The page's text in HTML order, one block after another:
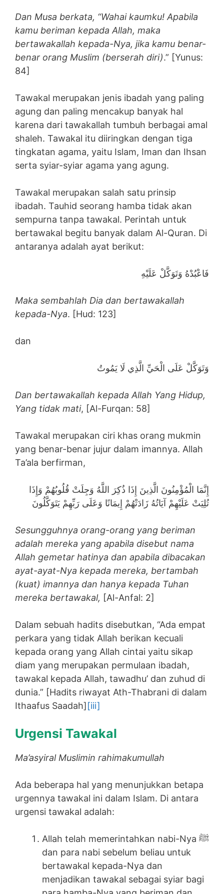
Dan Musa berkata, “Wahai kaumku! Apabila
kamu beriman kepada Allah, maka
bertawakallah kepada-Nya, jika kamu benar-
benar orang Muslim (berserah diri).” [Yunus:
84]
Tawakal merupakan jenis ibadah yang paling
agung dan paling mencakup banyak hal
karena dari tawakallah tumbuh berbagai amal
shaleh. Tawakal itu diiringkan dengan tiga
tingkatan agama, yaitu Islam, Iman dan Ihsan
serta syiar-syiar agama yang agung.
Tawakal merupakan salah satu prinsip
ibadah. Tauhid seorang hamba tidak akan
sempurna tanpa tawakal. Perintah untuk
bertawakal begitu banyak dalam Al-Quran. Di
antaranya adalah ayat berikut:
فَاعْبُدْهُ وَتَوَكَّلْ عَلَيْهِ
Maka sembahlah Dia dan bertawakallah
kepada-Nya. [Hud: 123]
dan
وَتَوَكَّلْ عَلَى الْحَيِّ الَّذِي لَا يَمُوتُ
Dan bertawakallah kepada Allah Yang Hidup,
Yang tidak mati, [Al-Furqan: 58]
Tawakal merupakan ciri khas orang mukmin
yang benar-benar jujur dalam imannya. Allah
Ta’ala berfirman,
إِنَّمَا الْمُؤْمِنُونَ الَّذِينَ إِذَا ذُكِرَ اللَّهُ وَجِلَتْ قُلُوبُهُمْ وَإِذَا
تُلِيَتْ عَلَيْهِمْ آيَاتُهُ زَادَتْهُمْ إِيمَانًا وَعَلَى رَبِّهِمْ يَتَوَكَّلُونَ
Sesungguhnya orang-orang yang beriman
adalah mereka yang apabila disebut nama
Allah gemetar hatinya dan apabila dibacakan
ayat-ayat-Nya kepada mereka, bertambah
(kuat) imannya dan hanya kepada Tuhan
mereka bertawakal, [Al-Anfal: 2]
Dalam sebuah hadits disebutkan, “Ada empat
perkara yang tidak Allah berikan kecuali
kepada orang yang Allah cintai yaitu sikap
diam yang merupakan permulaan ibadah,
tawakal kepada Allah, tawadhu’ dan zuhud di
dunia.” [Hadits riwayat Ath-Thabrani di dalam
Ithaafus Saadah] [iii]
Urgensi Tawakal
Ma’asyiral Muslimin rahimakumullah
Ada beberapa hal yang menunjukkan betapa
urgennya tawakal ini dalam Islam. Di antara
urgensi tawakal adalah:
Allah telah memerintahkan nabi-Nya ﷺ
dan para nabi sebelum beliau untuk
bertawakal kepada-Nya dan
menjadikan tawakal sebagai syiar bagi